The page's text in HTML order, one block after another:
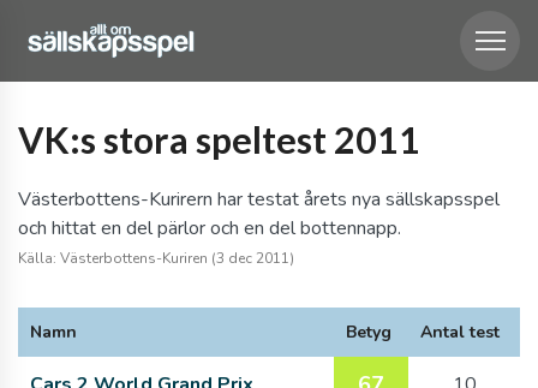
VK:s stora speltest 2011
Västerbottens-Kurirern har testat årets nya sällskapsspel
och hittat en del pärlor och en del bottennapp.
Källa: Västerbottens-Kuriren (3 dec 2011)
Namn Betyg Antal test